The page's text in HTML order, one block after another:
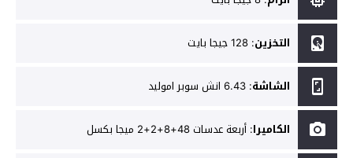
التخزين: 128 جيجا بايت
الشاشة: 6.43 انش سوبر اموليد
الكاميرا: أربعة عدسات 48+8+2+2 ميجا بكسل